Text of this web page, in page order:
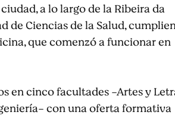
a lo largo de la Ribeira da
de Ciencias de la Salud,
que comenzó a funcionar en
en cinco facultades -Artes y
con una oferta formativa